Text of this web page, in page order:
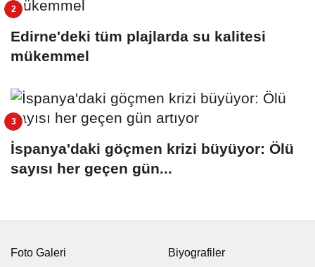
Edirne'deki tüm plajlarda su kalitesi
mükemmel
İspanya'daki göçmen krizi büyüyor: Ölü
sayısı her geçen gün...
Foto Galeri
Biyografiler